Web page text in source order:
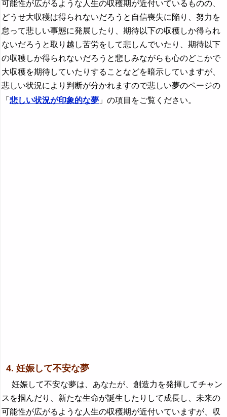
可能性が広がるような人生の収穫期が近付いているものの、
どうせ大収穫は得られないだろうと自信喪失に陥り、努力を
怠って悲しい事態に発展したり、期待以下の収穫しか得られ
ないだろうと取り越し苦労をして悲しんでいたり、期待以下
の収穫しか得られないだろうと悲しみながらも心のどこかで
大収穫を期待していたりすることなどを暗示していますが、
悲しい状況により判断が分かれますので悲しい夢のページの
「 悲しい状況が印象的な夢 」の項目をご覧ください。
4. 妊娠して不安な夢
妊娠して不安な夢は、あなたが、創造力を発揮してチャン
スを掴んだり、新たな生命が誕生したりして成長し、未来の
可能性が広がるような人生の収穫期が近付いていますが、収